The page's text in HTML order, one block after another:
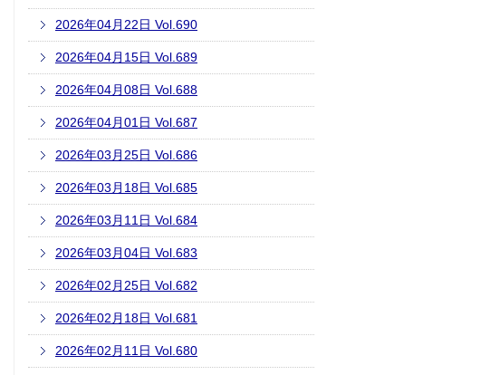
2026年04月22日 Vol.690
2026年04月15日 Vol.689
2026年04月08日 Vol.688
2026年04月01日 Vol.687
2026年03月25日 Vol.686
2026年03月18日 Vol.685
2026年03月11日 Vol.684
2026年03月04日 Vol.683
2026年02月25日 Vol.682
2026年02月18日 Vol.681
2026年02月11日 Vol.680